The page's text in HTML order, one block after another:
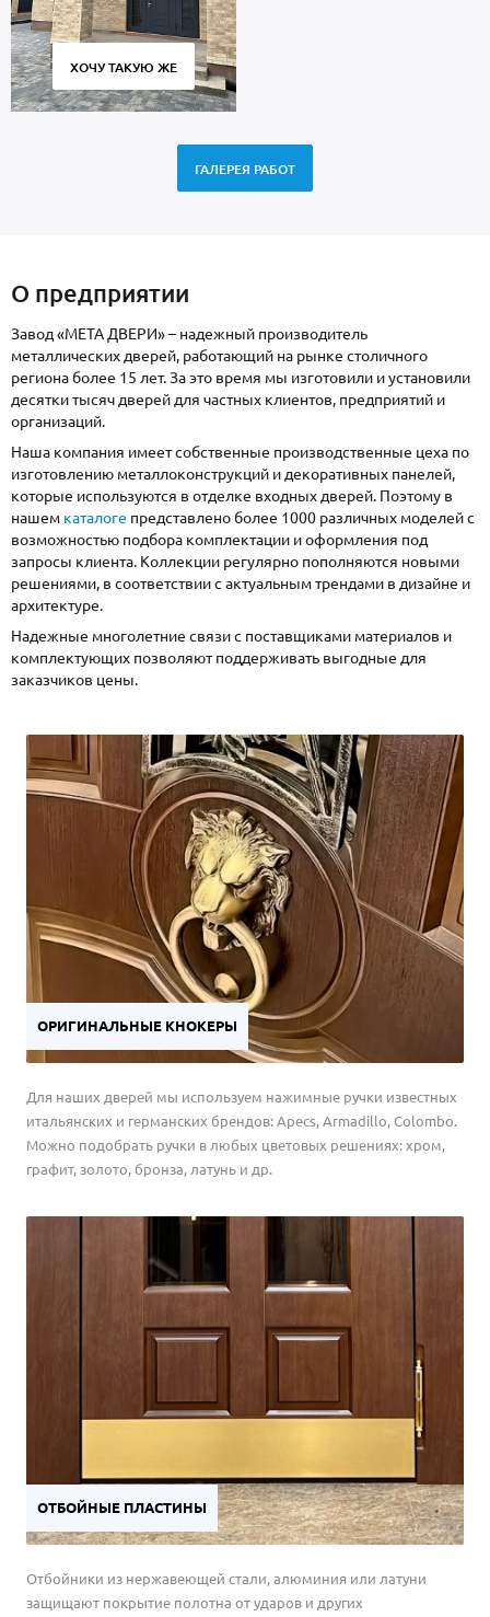
ХОЧУ ТАКУЮ ЖЕ
ГАЛЕРЕЯ РАБОТ
О предприятии
Завод «МЕТА ДВЕРИ» – надежный производитель
металлических дверей, работающий на рынке столичного
региона более 15 лет. За это время мы изготовили и установили
десятки тысяч дверей для частных клиентов, предприятий и
организаций.
Наша компания имеет собственные производственные цеха по
изготовлению металлоконструкций и декоративных панелей,
которые используются в отделке входных дверей. Поэтому в
нашем каталоге представлено более 1000 различных моделей с
возможностью подбора комплектации и оформления под
запросы клиента. Коллекции регулярно пополняются новыми
решениями, в соответствии с актуальным трендами в дизайне и
архитектуре.
Надежные многолетние связи с поставщиками материалов и
комплектующих позволяют поддерживать выгодные для
заказчиков цены.
ОРИГИНАЛЬНЫЕ КНОКЕРЫ
Для наших дверей мы используем нажимные ручки известных
итальянских и германских брендов: Apecs, Armadillo, Colombo.
Можно подобрать ручки в любых цветовых решениях: хром,
графит, золото, бронза, латунь и др.
ОТБОЙНЫЕ ПЛАСТИНЫ
Отбойники из нержавеющей стали, алюминия или латуни
защищают покрытие полотна от ударов и других